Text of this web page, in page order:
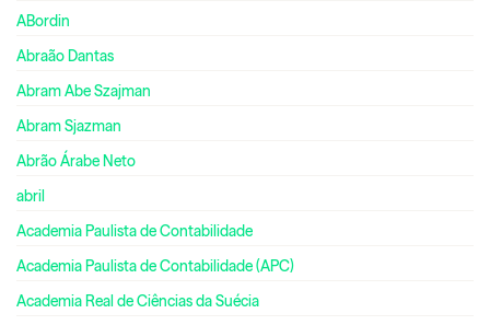
ABordin
Abraão Dantas
Abram Abe Szajman
Abram Sjazman
Abrão Árabe Neto
abril
Academia Paulista de Contabilidade
Academia Paulista de Contabilidade (APC)
Academia Real de Ciências da Suécia